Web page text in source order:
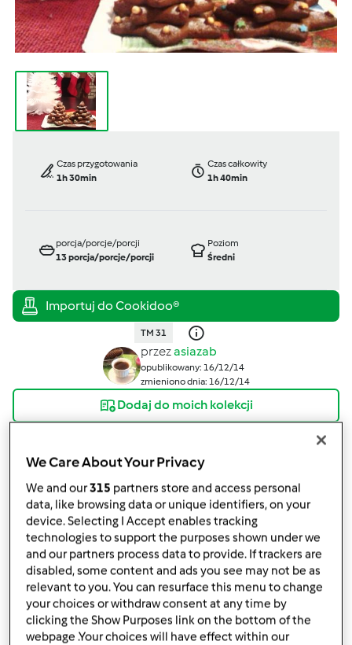
Czas przygotowania
1h 30min
Czas całkowity
1h 40min
porcja/porcje/porcji
13porcja/porcje/porcji
Poziom
Średni
TM 31
przezasiazab
opublikowany: 16/12/14
zmieniono dnia: 16/12/14
Dodaj do moich kolekcji
Stwórz wariant
Składniki
składniki:
marmolada do sklejania
We Care About Your Privacy
We and our315 partners store and access personal
data, like browsing data or unique identifiers, on your
device. Selecting I Accept enables tracking
technologies to support the purposes shown under we
and our partners process data to provide. If trackers are
disabled, some content and ads you see may not be as
relevant to you. You can resurface this menu to change
your choices or withdraw consent at any time by
clicking the Show Purposes link on the bottom of the
webpage .Your choices will have effect within our